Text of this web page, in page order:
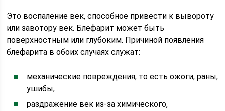
Это воспаление век, способное привести к вывороту
или завотору век. Блефарит может быть
поверхностным или глубоким. Причиной появления
блефарита в обоих случаях служат:
механические повреждения, то есть ожоги, раны,
ушибы;
раздражение век из-за химического,